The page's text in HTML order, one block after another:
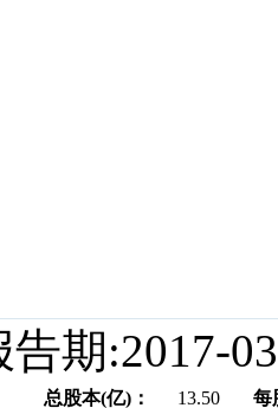
告期:2017-
总股本(亿)： 13.50
每